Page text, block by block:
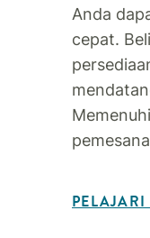
Anda
cepat.